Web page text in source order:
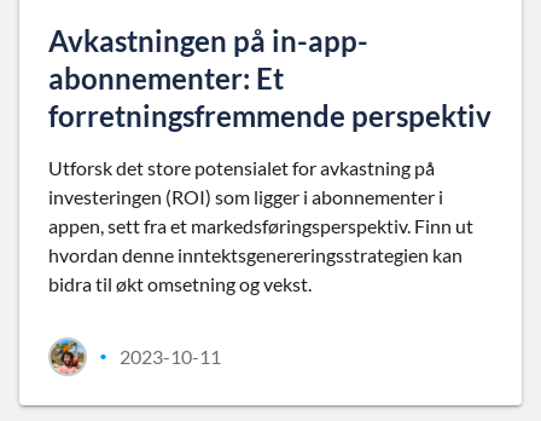
Avkastningen på in-app-
abonnementer: Et
forretningsfremmende perspektiv
Utforsk det store potensialet for avkastning på
investeringen (ROI) som ligger i abonnementer i
appen, sett fra et markedsføringsperspektiv. Finn ut
hvordan denne inntektsgenereringsstrategien kan
bidra til økt omsetning og vekst.
• 2023-10-11